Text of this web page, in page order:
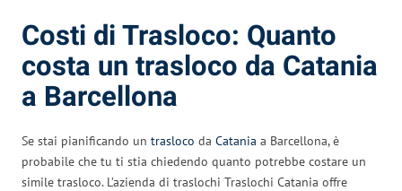
Costi di Trasloco: Quanto
costa un trasloco da Catania
a Barcellona
Se stai pianificando un trasloco da Catania a Barcellona, è
probabile che tu ti stia chiedendo quanto potrebbe costare un
simile trasloco. L’azienda di traslochi Traslochi Catania offre